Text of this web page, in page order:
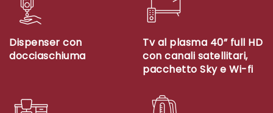
Dispenser con
docciaschiuma
Tv al plasma 40” full HD
con canali satellitari,
pacchetto Sky e Wi-fi